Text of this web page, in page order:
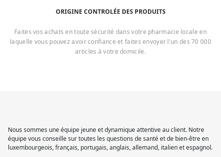
ORIGINE CONTROLÉE DES PRODUITS
Faites vos achats en toute sécurité dans votre pharmacie locale en
laquelle vous pouvez avoir confiance et faites envoyer l'un des 70 000
articles à votre domicile.
Nous sommes une équipe jeune et dynamique attentive au client. Notre
équipe vous conseille sur toutes les questions de santé et de bien-être en
luxembourgeois, français, portugais, anglais, allemand, italien et espagnol.